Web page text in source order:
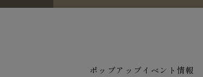
ポップアップイベント情報